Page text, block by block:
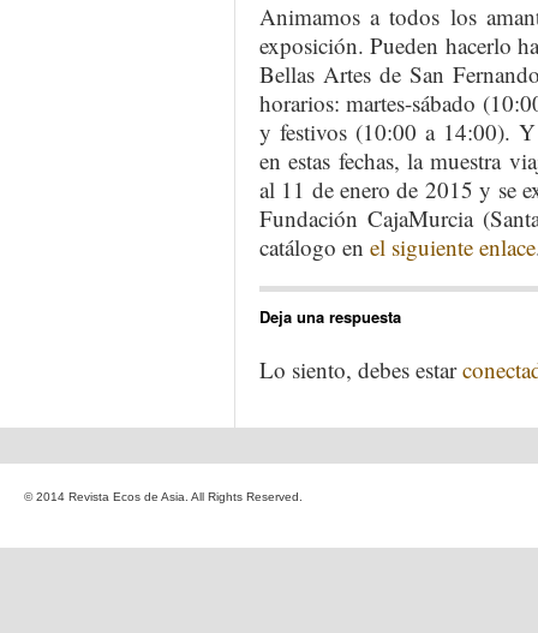
Animamos a todos los
exposición. Pueden hacerlo
Bellas Artes de San
horarios: martes-sábado
y festivos (10:00 a 14:00).
en estas fechas, la muestra
al 11 de enero de 2015 y se
Fundación CajaMurcia
catálogo en el siguiente enlace
Deja una respuesta
Lo siento, debes estar
© 2014 Revista Ecos de Asia. All Rights Reserved.